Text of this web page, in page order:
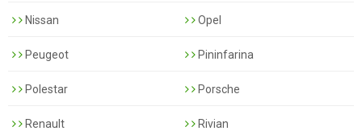
Nissan Opel
Peugeot Pininfarina
Polestar Porsche
Renault Rivian